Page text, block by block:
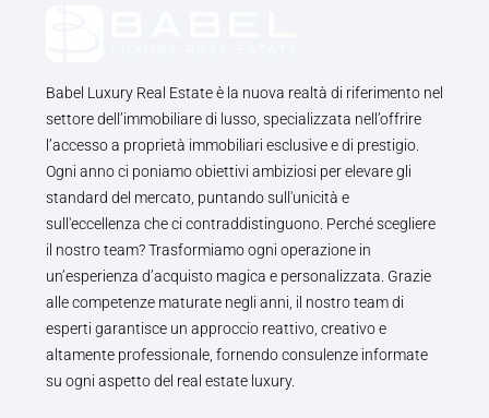
Babel Luxury Real Estate è la nuova realtà di riferimento nel
settore dell’immobiliare di lusso, specializzata nell’offrire
l’accesso a proprietà immobiliari esclusive e di prestigio.
Ogni anno ci poniamo obiettivi ambiziosi per elevare gli
standard del mercato, puntando sull'unicità e
sull'eccellenza che ci contraddistinguono. Perché scegliere
il nostro team? Trasformiamo ogni operazione in
un’esperienza d’acquisto magica e personalizzata. Grazie
alle competenze maturate negli anni, il nostro team di
esperti garantisce un approccio reattivo, creativo e
altamente professionale, fornendo consulenze informate
su ogni aspetto del real estate luxury.